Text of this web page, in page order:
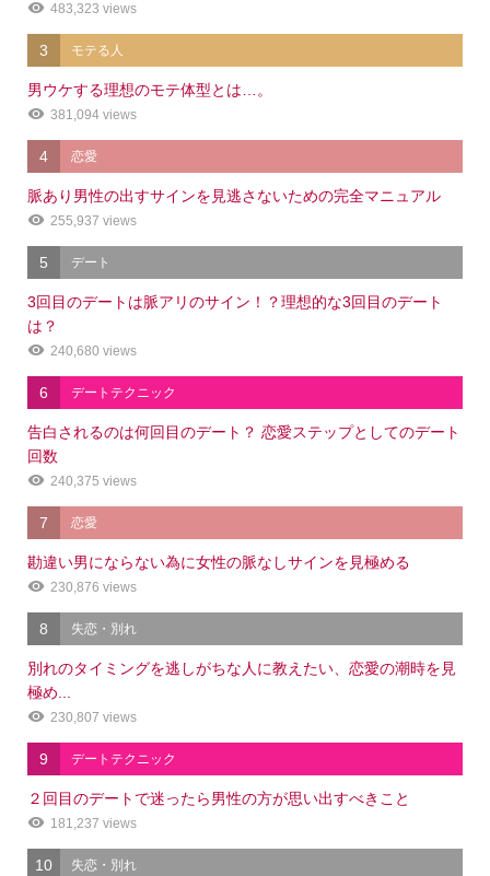
483,323 views
3 モテる人
男ウケする理想のモテ体型とは…。
381,094 views
4 恋愛
脈あり男性の出すサインを見逃さないための完全マニュアル
255,937 views
5 デート
3回目のデートは脈アリのサイン！？理想的な3回目のデート
は？
240,680 views
6 デートテクニック
告白されるのは何回目のデート？ 恋愛ステップとしてのデート
回数
240,375 views
7 恋愛
勘違い男にならない為に女性の脈なしサインを見極める
230,876 views
8 失恋・別れ
別れのタイミングを逃しがちな人に教えたい、恋愛の潮時を見
極め...
230,807 views
9 デートテクニック
２回目のデートで迷ったら男性の方が思い出すべきこと
181,237 views
10 失恋・別れ